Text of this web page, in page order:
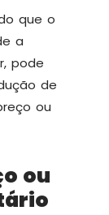
que o
a
pode
de
ou
ou